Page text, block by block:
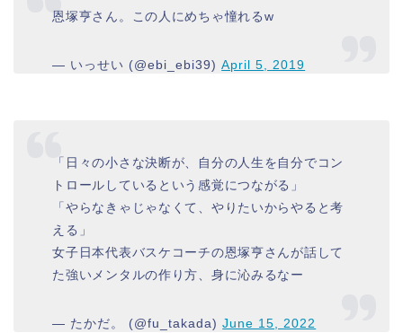
恩塚亨さん。この人にめちゃ憧れるw
— いっせい (@ebi_ebi39)April 5, 2019
「日々の小さな決断が、自分の人生を自分でコン
トロールしているという感覚につながる」
「やらなきゃじゃなくて、やりたいからやると考
える」
女子日本代表バスケコーチの恩塚亨さんが話して
た強いメンタルの作り方、身に沁みるなー
— たかだ。 (@fu_takada)June 15, 2022